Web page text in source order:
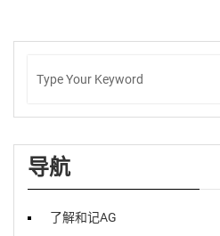
导航
了解和记AG